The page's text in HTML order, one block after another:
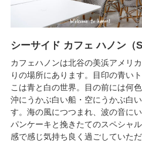
シーサイド カフェ ハノン（
カフェハノンは北谷の美浜アメリ
りの場所にあります。目印の青い
こは青と白の世界。目の前には何
沖にうかぶ白い船・空にうかぶ白
す。海の風につつまれ、波の音に
パンケーキと挽きたてのスペシャ
感で感じ気持ち良く過ごしていた